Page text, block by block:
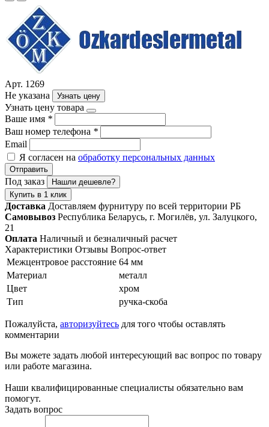
Арт. 1269
Не указана
Узнать цену
Узнать цену товара
Ваше имя *
Ваш номер телефона *
Email
Я согласен на обработку персональных данных
Отправить
Под заказ
Нашли дешевле?
Купить в 1 клик
Доставка Доставляем фурнитуру по всей территории РБ
Самовывоз Республика Беларусь, г. Могилёв, ул. Залуцкого,
21
Оплата Наличный и безналичный расчет
Характеристики Отзывы Вопрос-ответ
Межцентровое расстояние 64 мм
Материал
металл
Цвет
хром
Тип
ручка-скоба
Пожалуйста, авторизуйтесь для того чтобы оставлять
комментарии
Вы можете задать любой интересующий вас вопрос по товару
или работе магазина.
Наши квалифицированные специалисты обязательно вам
помогут.
Задать вопрос